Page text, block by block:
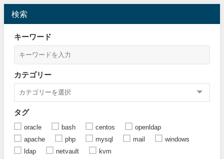
検索
キーワード
カテゴリー
タグ
oracle bash centos
openldap
apache
php mysql mail
windows
ldap
netvault kvm